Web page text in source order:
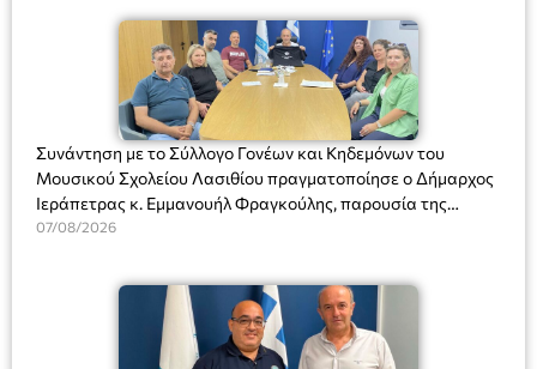
Συνάντηση με το Σύλλογο Γονέων και Κηδεμόνων του
Μουσικού Σχολείου Λασιθίου πραγματοποίησε ο Δήμαρχος
Ιεράπετρας κ. Εμμανουήλ Φραγκούλης, παρουσία της
Διευθύντριας του σχολείου κας Μαριάννας Χαΐτα.
07/08/2026